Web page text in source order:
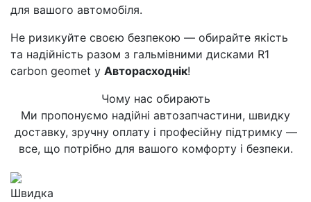
для вашого автомобіля.
Не ризикуйте своєю безпекою — обирайте якість
та надійність разом з гальмівними дисками R1
carbon geomet у Авторасходнік!
Чому нас обирають
Ми пропонуємо надійні автозапчастини, швидку
доставку, зручну оплату і професійну підтримку —
все, що потрібно для вашого комфорту і безпеки.
Швидка